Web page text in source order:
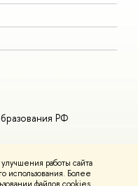
работы сайта
использования. Более
РФ